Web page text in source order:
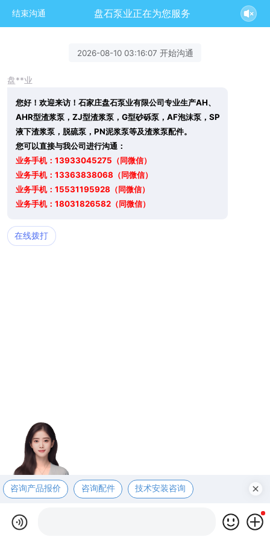
结束沟通 盘石泵业正在为您服务
2026-08-10 03:16:07 开始沟通
盘**业
您好！欢迎来访！石家庄盘石泵业有限公司专业生产AH、
AHR型渣浆泵，ZJ型渣浆泵，G型砂砾泵，AF泡沫泵，SP
液下渣浆泵，脱硫泵，PN泥浆泵等及渣浆泵配件。
您可以直接与我公司进行沟通：
业务手机：13933045275（同微信）
业务手机：13363838068（同微信）
业务手机：15531195928（同微信）
业务手机：18031826582（同微信）
在线拨打
咨询产品报价 咨询配件 技术安装咨询